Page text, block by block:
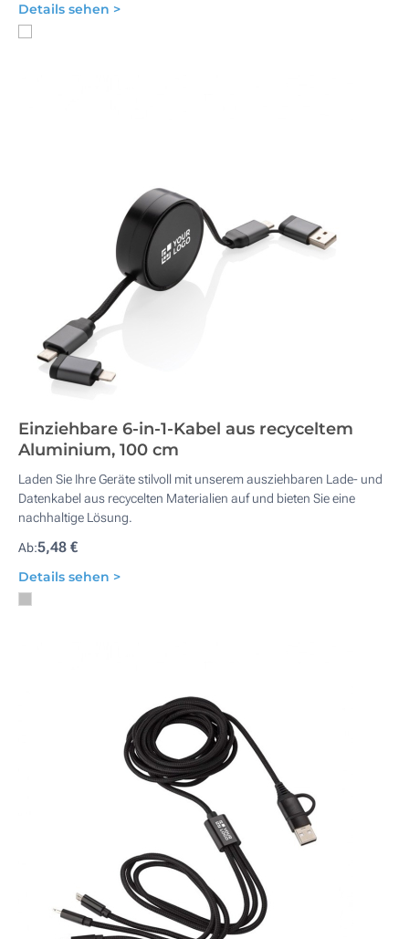
Details sehen >
Einziehbare 6-in-1-Kabel aus recyceltem
Aluminium, 100 cm
Laden Sie Ihre Geräte stilvoll mit unserem ausziehbaren Lade- und
Datenkabel aus recycelten Materialien auf und bieten Sie eine
nachhaltige Lösung.
Ab:5,48 €
Details sehen >